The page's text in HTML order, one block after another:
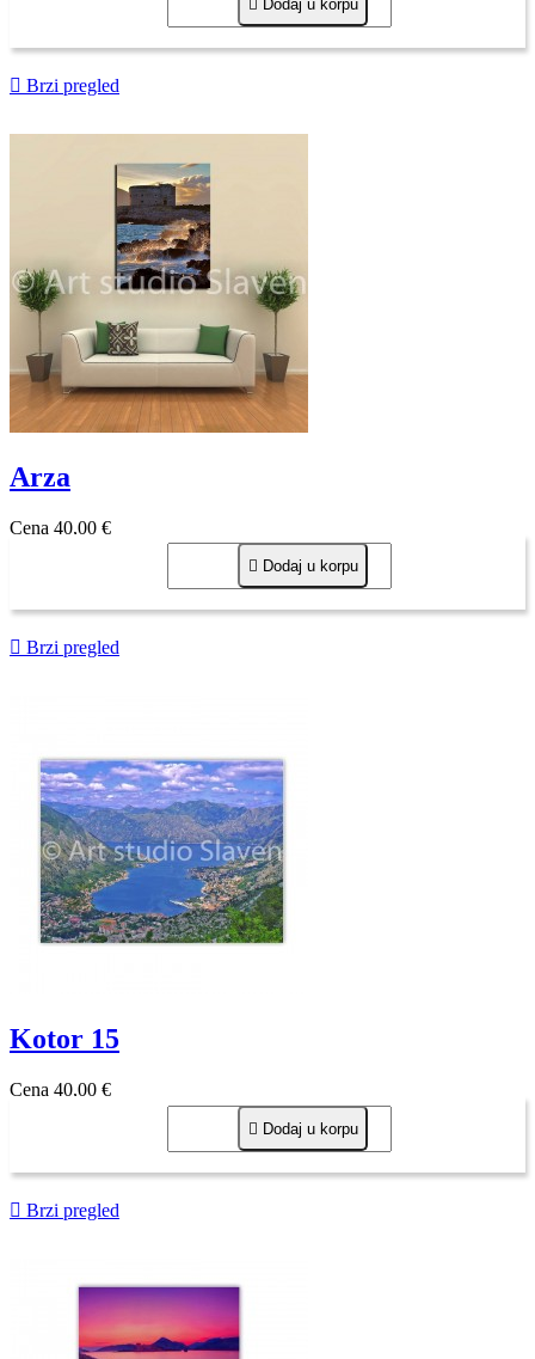
 Dodaj u korpu
 Brzi pregled
Arza
Cena 40,00 €
 Dodaj u korpu
 Brzi pregled
Kotor 15
Cena 40,00 €
 Dodaj u korpu
 Brzi pregled